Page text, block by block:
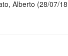
Alberto (28/07/